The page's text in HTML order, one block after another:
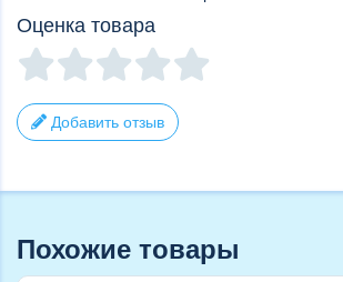
Оценка товара
Добавить отзыв
Похожие товары